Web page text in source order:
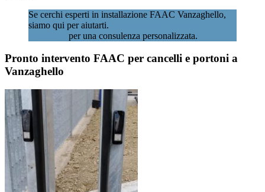
Se cerchi esperti in installazione FAAC Vanzaghello,
siamo qui per aiutarti.
per una consulenza personalizzata.
Pronto intervento FAAC per cancelli e portoni a
Vanzaghello